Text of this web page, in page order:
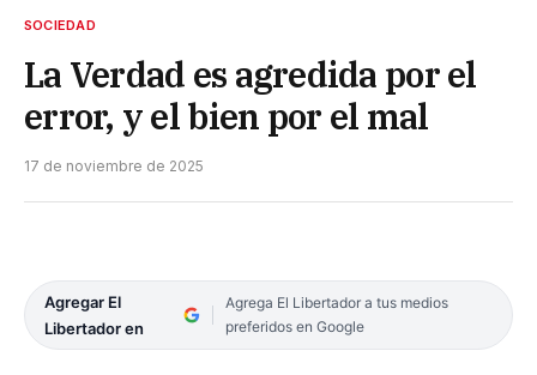
SOCIEDAD
La Verdad es agredida por el
error, y el bien por el mal
17 de noviembre de 2025
Agregar El
Libertador en
Agrega El Libertador a tus medios
preferidos en Google